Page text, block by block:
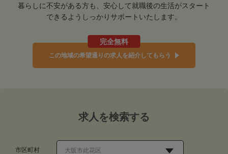
暮らしに不安がある方も、安心して就職後の生活がスタート
できるようしっかりサポートいたします。
完全無料
この地域の希望通りの求人を紹介してもらう
求人を検索する
市区町村